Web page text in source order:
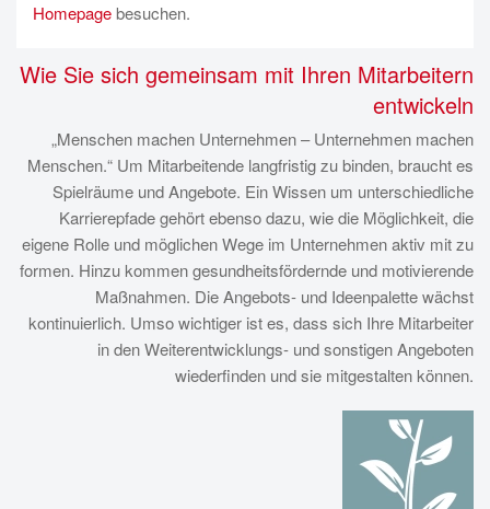
Homepagebesuchen.
Wie Sie sich gemeinsam mit Ihren Mitarbeitern
entwickeln
„Menschen machen Unternehmen – Unternehmen machen
Menschen.“ Um Mitarbeitende langfristig zu binden, braucht es
Spielräume und Angebote. Ein Wissen um unterschiedliche
Karrierepfade gehört ebenso dazu, wie die Möglichkeit, die
eigene Rolle und möglichen Wege im Unternehmen aktiv mit zu
formen. Hinzu kommen gesundheitsfördernde und motivierende
Maßnahmen. Die Angebots- und Ideenpalette wächst
kontinuierlich. Umso wichtiger ist es, dass sich Ihre Mitarbeiter
in den Weiterentwicklungs- und sonstigen Angeboten
wiederfinden und sie mitgestalten können.